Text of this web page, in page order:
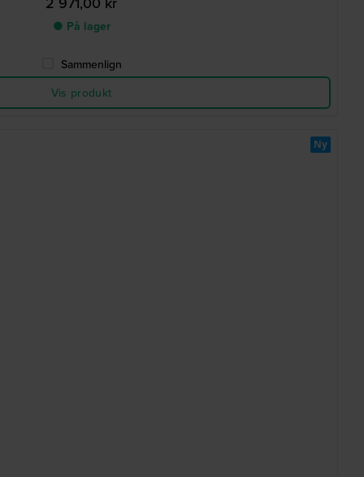
● På lager
Sammenlign
Vis produkt
Ny